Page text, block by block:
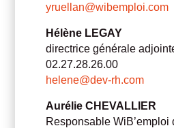
yruellan@wibemploi.com
Hélène LEGAY
directrice générale
02.27.28.26.00
helene@dev-rh.com
Aurélie CHEVALLIER
Responsable WiB’emploi